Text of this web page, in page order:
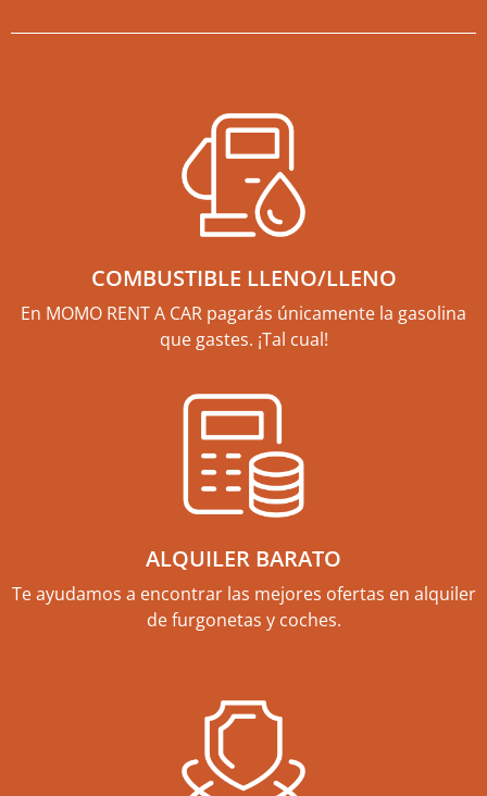
COMBUSTIBLE LLENO/LLENO
En MOMO RENT A CAR pagarás únicamente la gasolina
que gastes. ¡Tal cual!
ALQUILER BARATO
Te ayudamos a encontrar las mejores ofertas en alquiler
de furgonetas y coches.